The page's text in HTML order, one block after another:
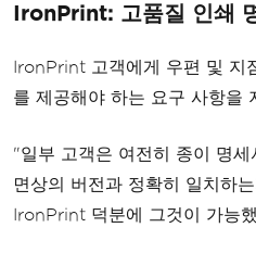
IronPrint: 고품질 인쇄
IronPrint 고객에게 우편 및 지
를 제공해야 하는 요구 사항을
"일부 고객은 여전히 ​​종이 명
면상의 버전과 정확히 일치하
IronPrint 덕분에 그것이 가능